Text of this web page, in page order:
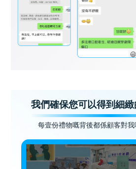
我們確保您可以得到細
每壹份禮物嘅背後都係顧客對